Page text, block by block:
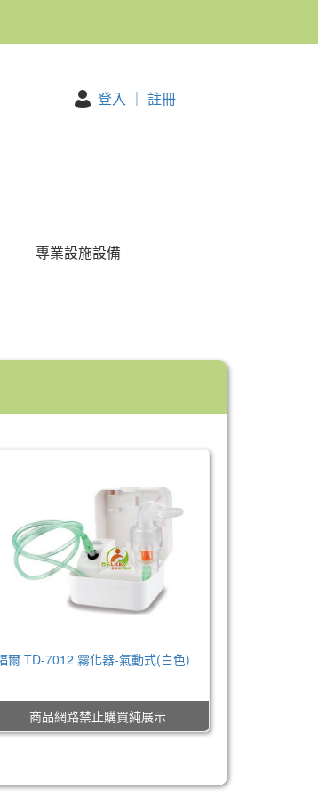
登入 ｜ 註冊
專業設施設備
爾 TD-7012 霧化器-氣動式(白色)
商品網路禁止購買純展示